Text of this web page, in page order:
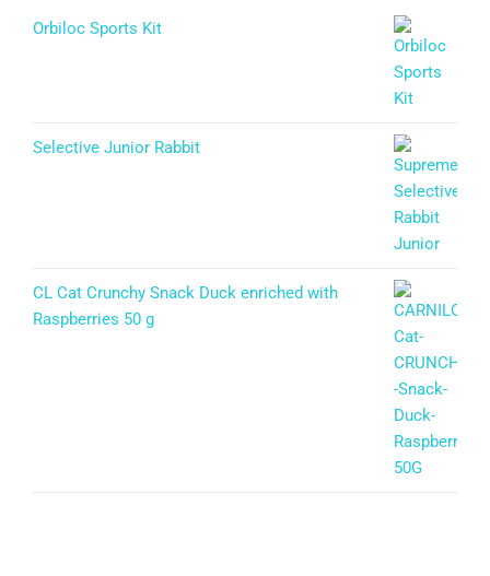
Orbiloc Sports Kit
Selective Junior Rabbit
CL Cat Crunchy Snack Duck enriched with
Raspberries 50 g